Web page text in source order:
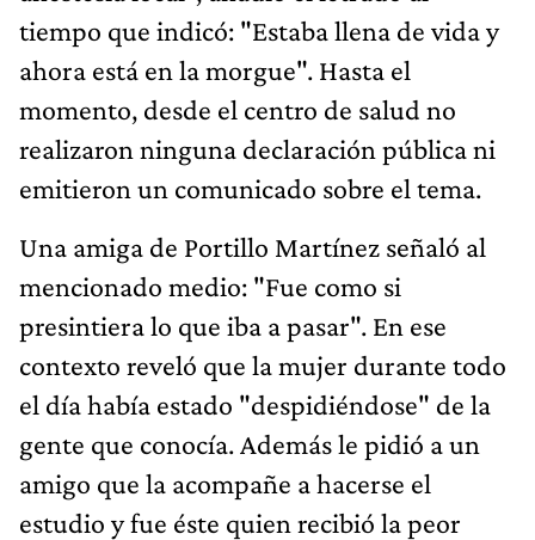
tiempo que indicó: "Estaba llena de vida y
ahora está en la morgue". Hasta el
momento, desde el centro de salud no
realizaron ninguna declaración pública ni
emitieron un comunicado sobre el tema.
Una amiga de Portillo Martínez señaló al
mencionado medio: "Fue como si
presintiera lo que iba a pasar". En ese
contexto reveló que la mujer durante todo
el día había estado "despidiéndose" de la
gente que conocía. Además le pidió a un
amigo que la acompañe a hacerse el
estudio y fue éste quien recibió la peor